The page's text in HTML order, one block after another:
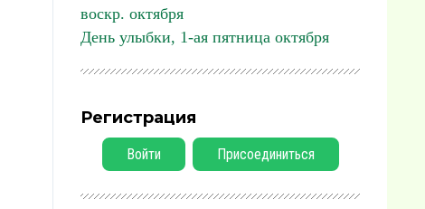
воскр. октября
День улыбки, 1-ая пятница октября
Регистрация
Войти Присоединиться